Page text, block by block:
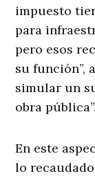
impuesto
para
pero esos
su función”,
simular un
obra pública”.
En este
lo